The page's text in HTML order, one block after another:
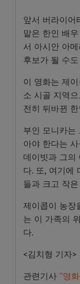
앞서 버라이어
맡은 한인 배
서 아시안 아
후보가 될 수
이 영화는 제
소 시골 지역
전히 뒤바뀐
부인 모니카는
아야 한다는
데이빗과 그의
다. 또, 여기에
들과 크고 작
제이콥이 농장
는 이 가족의
다.
<김치형 기자>
관련기사 “영